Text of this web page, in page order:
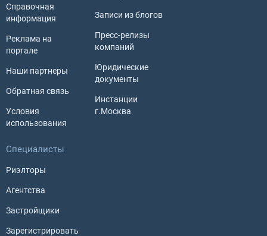
Справочная
информация
Реклама на
портале
Наши партнеры
Обратная связь
Условия
использования
Записи из блогов
Пресс-релизы
компаний
Юридические
документы
Инстанции
г.Москва
Специалисты
Риэлторы
Агентства
Застройщики
Зарегистрировать